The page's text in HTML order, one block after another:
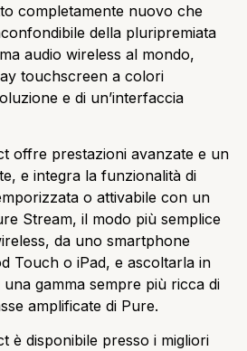
completamente nuovo che
della pluripremiata
audio wireless al mondo,
touchscreen a colori
e di un’interfaccia
offre prestazioni avanzate e un
e integra la funzionalità di
o attivabile con un
Stream, il modo più semplice
da uno smartphone
Touch o iPad, e ascoltarla in
gamma sempre più ricca di
amplificate di Pure.
è disponibile presso i migliori